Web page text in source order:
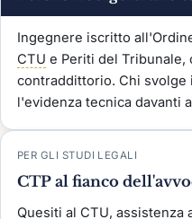
Ingegnere iscritto
CTU e Periti del Tribunale,
contraddittorio. Chi
l'evidenza tecnica davanti
PER GLI STUDI LEGALI
CTP al fianco
Quesiti al CTU, assistenza